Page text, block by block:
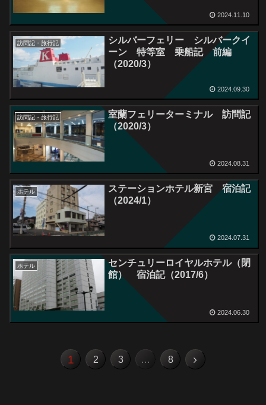
2024.11.10
訪問記・旅行記
シルバーフェリー シルバークイ
ーン 特等室 乗船記 前編
（2020/3）
2024.09.30
訪問記・旅行記
室蘭フェリーターミナル 訪問記
（2020/3）
2024.08.31
ホテル
ステーションホテル新宮 宿泊記
（2024/1）
2024.07.31
ホテル
センチュリーロイヤルホテル（閉
館） 宿泊記（2017/6）
2024.06.30
1 2 3 … 8